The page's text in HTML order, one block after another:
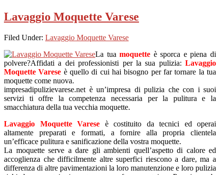
Lavaggio Moquette Varese
Filed Under: Lavaggio Moquette Varese
La tuamoquette è sporca e piena di
polvere?Affidati a dei professionisti per la sua pulizia: Lavaggio
Moquette Varese è quello di cui hai bisogno per far tornare la tua
moquette come nuova.
impresadipulizievarese.net è un’impresa di pulizia che con i suoi
servizi ti offre la competenza necessaria per la pulitura e la
smacchiatura della tua vecchia moquette.
Lavaggio Moquette Varese è costituito da tecnici ed operai
altamente preparati e formati, a fornire alla propria clientela
un’efficace pulitura e sanificazione della vostra moquette.
La moquette serve a dare gli ambienti quell’aspetto di calore ed
accoglienza che difficilmente altre superfici riescono a dare, ma a
differenza di altre pavimentazioni la loro manutenzione e loro pulizia